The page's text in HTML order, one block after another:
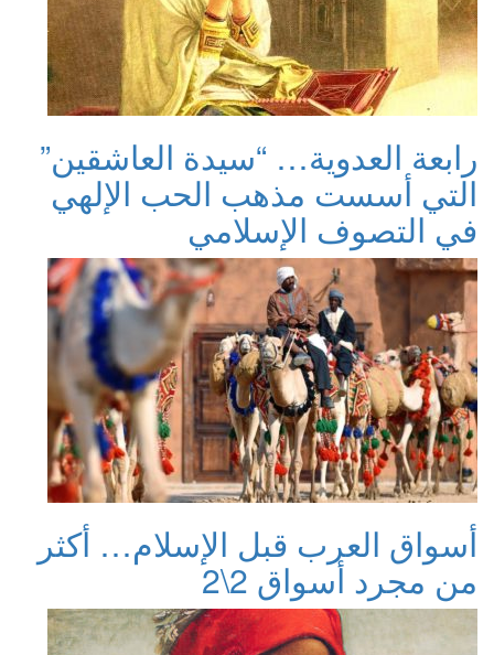
رابعة العدوية… “سيدة العاشقين”
التي أسست مذهب الحب الإلهي
في التصوف الإسلامي
أسواق العرب قبل الإسلام… أكثر
من مجرد أسواق 2\2